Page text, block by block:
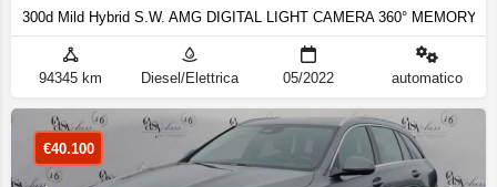
300d Mild Hybrid S.W. AMG DIGITAL LIGHT CAMERA 360° MEMORY
94345 km Diesel/Elettrica 05/2022 automatico
€40.100